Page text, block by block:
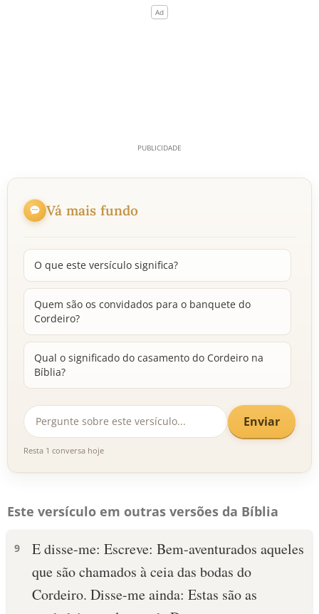
Vá mais fundo
O que este versículo significa?
Quem são os convidados para o banquete do
Cordeiro?
Qual o significado do casamento do Cordeiro na
Bíblia?
Enviar
Resta 1 conversa hoje
Este versículo em outras versões da Bíblia
9
E disse-me: Escreve: Bem-aventurados aqueles
que são chamados à ceia das bodas do
Cordeiro. Disse-me ainda: Estas são as